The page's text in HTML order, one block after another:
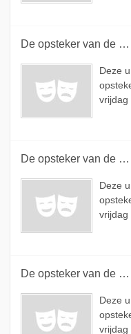
De opsteker van de week
Deze
vrijdag
De opsteker van de week
Deze
vrijdag
De opsteker van de week
Deze
vrijdag